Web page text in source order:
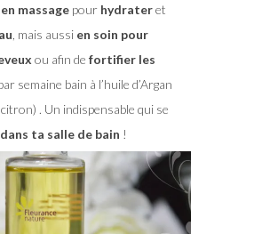
massagepour hydrateret
, mais aussi en soin pour
ou afin de fortifier les
semaine bain à l’huile d’Argan
. Un indispensable qui se
ta salle de bain !